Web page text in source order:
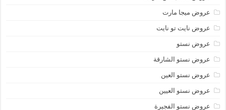
عروض ميجا مارت
عروض نايت تو نايت
عروض نستو
عروض نستو الشارقة
عروض نستو العين
عروض نستو العيين
عروض نستو الفجيرة